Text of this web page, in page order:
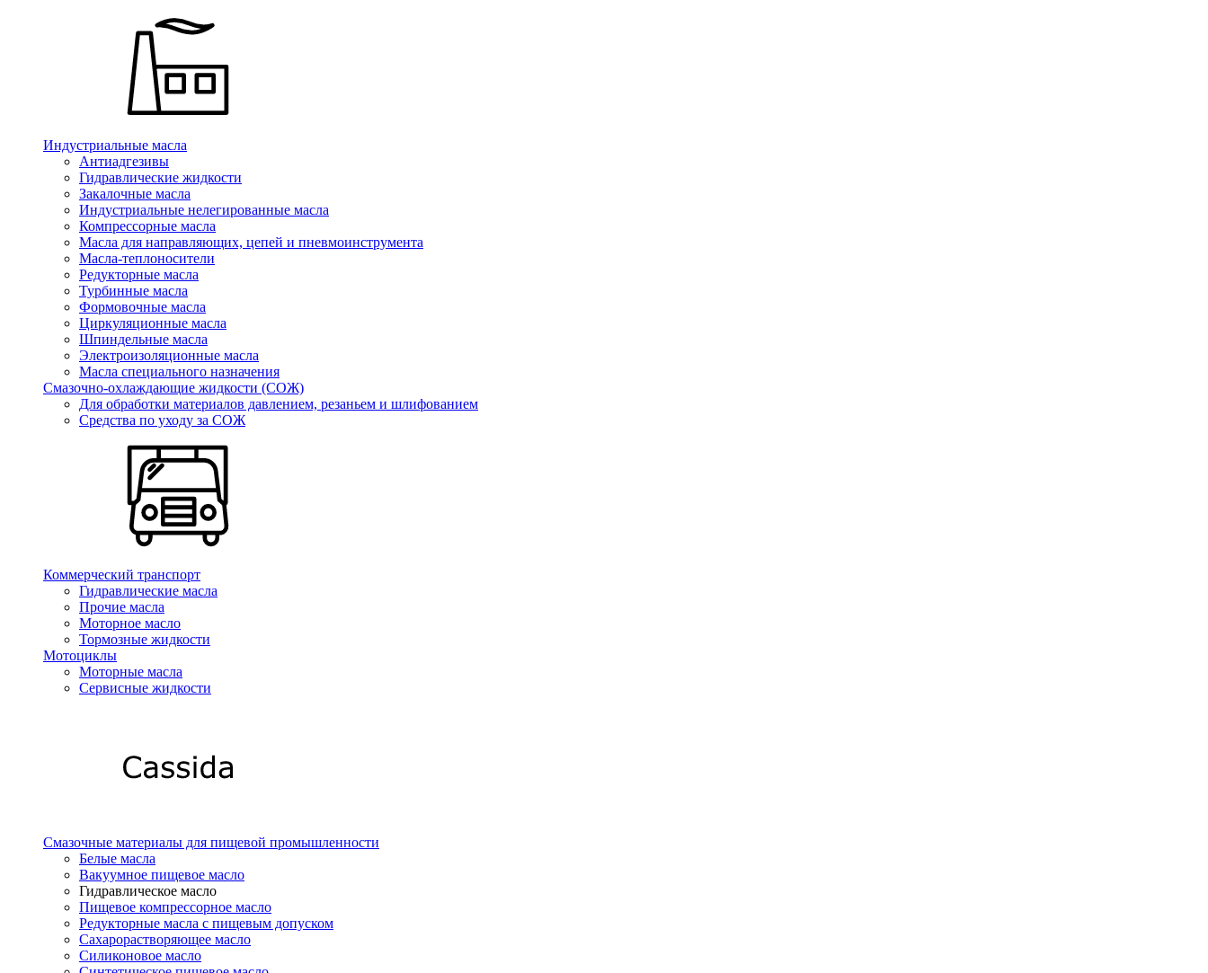
Индустриальные масла
Антиадгезивы
Гидравлические жидкости
Закалочные масла
Индустриальные нелегированные масла
Компрессорные масла
Масла для направляющих, цепей и пневмоинструмента
Масла-теплоносители
Редукторные масла
Турбинные масла
Формовочные масла
Циркуляционные масла
Шпиндельные масла
Электроизоляционные масла
Масла специального назначения
Смазочно-охлаждающие жидкости (СОЖ)
Для обработки материалов давлением, резаньем и шлифованием
Средства по уходу за СОЖ
Коммерческий транспорт
Гидравлические масла
Прочие масла
Моторное масло
Тормозные жидкости
Мотоциклы
Моторные масла
Сервисные жидкости
Смазочные материалы для пищевой промышленности
Белые масла
Вакуумное пищевое масло
Гидравлическое масло
Пищевое компрессорное масло
Редукторные масла с пищевым допуском
Сахарорастворяющее масло
Силиконовое масло